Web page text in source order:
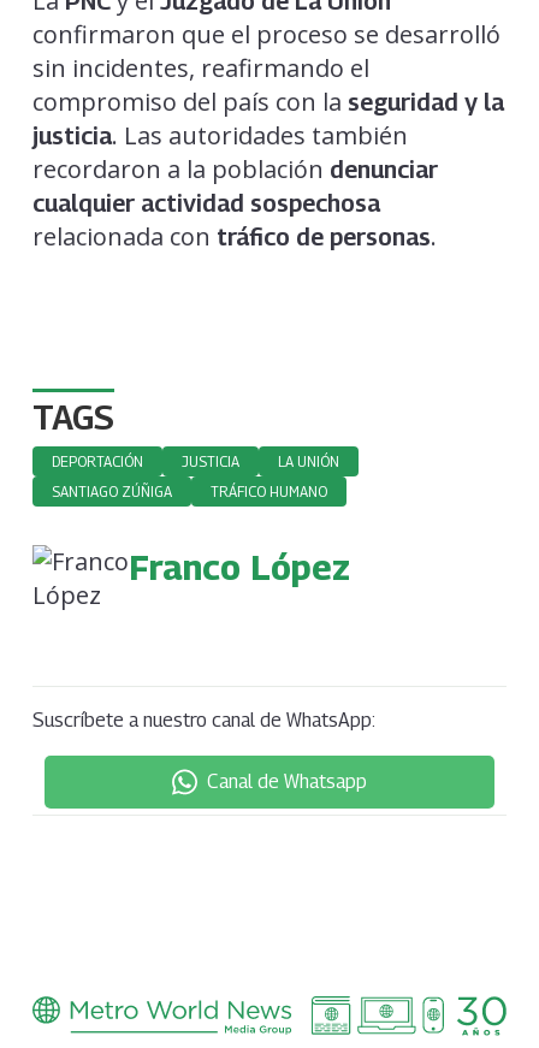
confirmaron que el proceso se desarrolló
sin incidentes, reafirmando el
compromiso del país con la seguridad y la
justicia. Las autoridades también
recordaron a la población denunciar
cualquier actividad sospechosa
relacionada con tráfico de personas.
TAGS
DEPORTACIÓN JUSTICIA
LA UNIÓN
SANTIAGO ZÚÑIGA
TRÁFICO HUMANO
Franco López
Suscríbete a nuestro canal de WhatsApp:
Canal de Whatsapp